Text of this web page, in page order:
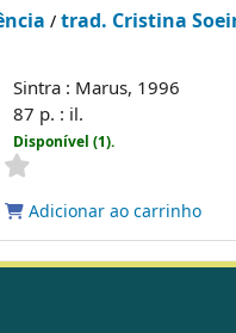
/trad. Cristina
Sintra : Marus, 1996
87 p. : il.
Disponível (1).
Adicionar ao carrinho